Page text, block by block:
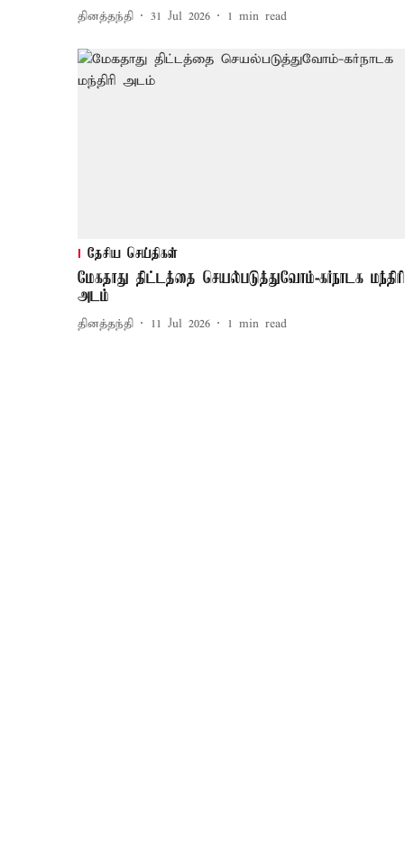
தினத்தந்தி 31 Jul 2026 1 min read
தேசிய செய்திகள்
மேகதாது திட்டத்தை செயல்படுத்துவோம்-கர்நாடக மந்திரி
அடம்
தினத்தந்தி 11 Jul 2026 1 min read